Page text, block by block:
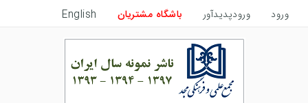
ورود ورودپدیدآور باشگاه مشتریان English